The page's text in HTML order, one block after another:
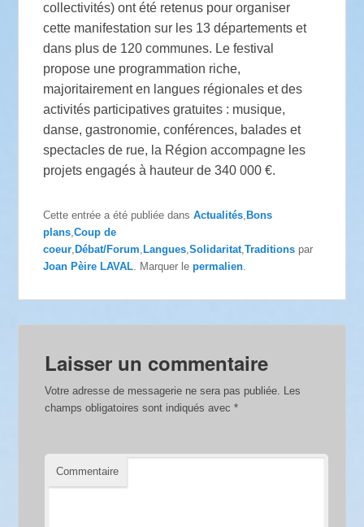
collectivités) ont été retenus pour organiser
cette manifestation sur les 13 départements et
dans plus de 120 communes. Le festival
propose une programmation riche,
majoritairement en langues régionales et des
activités participatives gratuites : musique,
danse, gastronomie, conférences, balades et
spectacles de rue, la Région accompagne les
projets engagés à hauteur de 340 000 €.
Cette entrée a été publiée dansActualités, Bons
plans,Coup de
coeur, Débat/Forum, Langues,Solidaritat,Traditions par
Joan Pèire LAVAL. Marquer lepermalien.
Laisser un commentaire
Votre adresse de messagerie ne sera pas publiée. Les
champs obligatoires sont indiqués avec*
Commentaire